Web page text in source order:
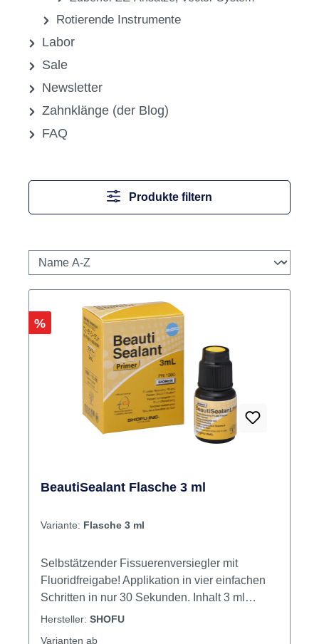
Rotierende Instrumente
Labor
Sale
Newsletter
Zahnklänge (der Blog)
FAQ
Produkte filtern
Rabatt
%
BeautiSealant Flasche 3 ml
Variante: Flasche 3 ml
Selbstätzender Fissuerenversiegler mit
Fluoridfreigabe! Applikation in vier einfachen
Schritten in nur 30 Sekunden. Inhalt 3 ml
Primer
Hersteller: SHOFU
Varianten ab